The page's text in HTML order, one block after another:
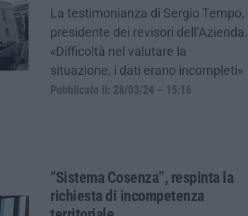
La testimonianza di Sergio Tempo,
presidente dei revisori dell’Azienda.
«Difficoltà nel valutare la
situazione, i dati erano incompleti»
Pubblicato il: 28/03/24 – 15:16
“Sistema Cosenza”, respinta la
richiesta di incompetenza